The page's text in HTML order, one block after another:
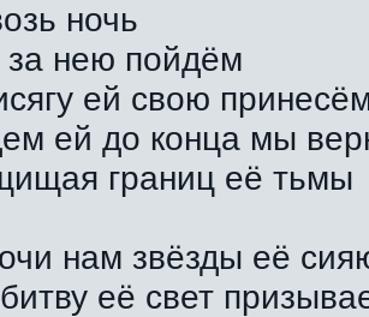
ночь
нею пойдём
ей свою
ей до конца мы
границ её тьмы
нам звёзды её
её свет